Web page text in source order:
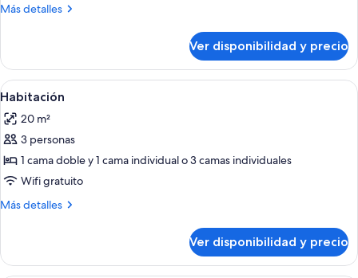
Más detalles
Más
triple
ejecutiva
Ver disponibilidad y precio
Ver
todas
las
fotos
de
Habitación
Minibar, caja de seguridad en la
5
Habitación
20 m²
3 personas
1 cama doble y 1 cama individual o 3 camas individuales
Wifi gratuito
Más detalles
Más
Ver disponibilidad y precio